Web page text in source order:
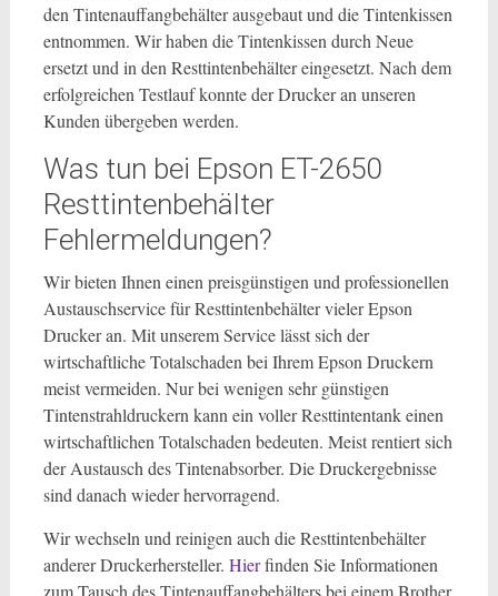
den Tintenauffangbehälter ausgebaut und die Tintenkissen
entnommen. Wir haben die Tintenkissen durch Neue
ersetzt und in den Resttintenbehälter eingesetzt. Nach dem
erfolgreichen Testlauf konnte der Drucker an unseren
Kunden übergeben werden.
Was tun bei Epson ET-2650
Resttintenbehälter
Fehlermeldungen?
Wir bieten Ihnen einen preisgünstigen und professionellen
Austauschservice für Resttintenbehälter vieler Epson
Drucker an. Mit unserem Service lässt sich der
wirtschaftliche Totalschaden bei Ihrem Epson Druckern
meist vermeiden. Nur bei wenigen sehr günstigen
Tintenstrahldruckern kann ein voller Resttintentank einen
wirtschaftlichen Totalschaden bedeuten. Meist rentiert sich
der Austausch des Tintenabsorber. Die Druckergebnisse
sind danach wieder hervorragend.
Wir wechseln und reinigen auch die Resttintenbehälter
anderer Druckerhersteller. Hierfinden Sie Informationen
zum Tausch des Tintenauffangbehälters bei einem Brother